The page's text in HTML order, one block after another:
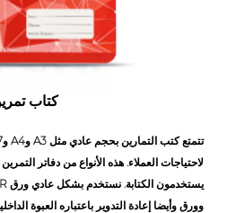
كتاب
لاحتياجات العملاء. هذه الأنواع من دفاتر
وورق وأيضا إعادة التدوير باعتباره العبوة